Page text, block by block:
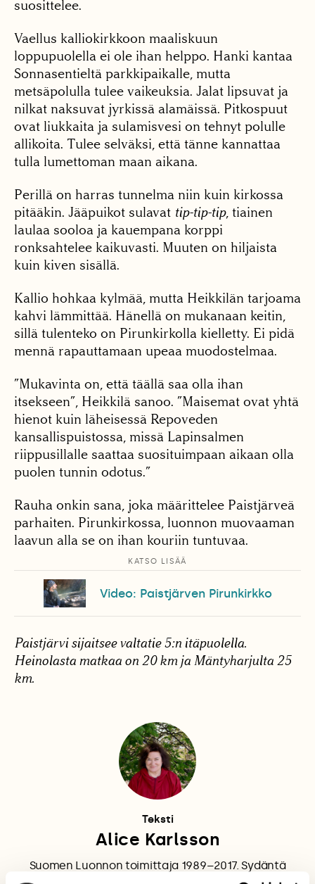
suosittelee.
Vaellus kalliokirkkoon maaliskuun
loppupuolella ei ole ihan helppo. Hanki kantaa
Sonnasentieltä parkkipaikalle, mutta
metsäpolulla tulee vaikeuksia. Jalat lipsuvat ja
nilkat naksuvat jyrkissä alamäissä. Pitkospuut
ovat liukkaita ja sulamisvesi on tehnyt polulle
allikoita. Tulee selväksi, että tänne kannattaa
tulla lumettoman maan aikana.
Perillä on harras tunnelma niin kuin kirkossa
pitääkin. Jääpuikot sulavat tip-tip-tip, tiainen
laulaa sooloa ja kauempana korppi
ronksahtelee kaikuvasti. Muuten on hiljaista
kuin kiven sisällä.
Kallio hohkaa kylmää, mutta Heikkilän tarjoama
kahvi lämmittää. Hänellä on mukanaan keitin,
sillä tulenteko on Pirunkirkolla kielletty. Ei pidä
mennä rapauttamaan upeaa muodostelmaa.
”Mukavinta on, että täällä saa olla ihan
itsekseen”, Heikkilä sanoo. ”Maisemat ovat yhtä
hienot kuin läheisessä Repoveden
kansallispuistossa, missä Lapinsalmen
riippusillalle saattaa suosituimpaan aikaan olla
puolen tunnin odotus.”
Rauha onkin sana, joka määrittelee Paistjärveä
parhaiten. Pirunkirkossa, luonnon muovaaman
laavun alla se on ihan kouriin tuntuvaa.
KATSO LISÄÄ
Video: Paistjärven Pirunkirkko
Paistjärvi sijaitsee valtatie 5:n itäpuolella.
Heinolasta matkaa on 20 km ja Mäntyharjulta 25
km.
Teksti
Alice Karlsson
Suomen Luonnon toimittaja 1989–2017. Sydäntä
lähellä ovat kasvien ja eläinten vuorovaikutus sekä